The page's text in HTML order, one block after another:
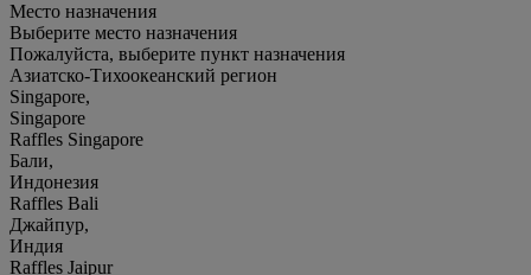
Место назначения
Выберите место назначения
Пожалуйста, выберите пункт назначения
Азиатско-Тихоокеанский регион
Singapore,
Singapore
Raffles Singapore
Бали,
Индонезия
Raffles Bali
Джайпур,
Индия
Raffles Jaipur